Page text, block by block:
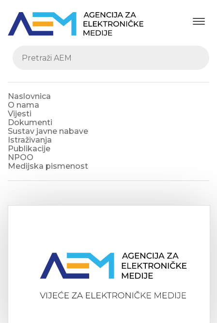
Naslovnica
O nama
Vijesti
Dokumenti
Sustav javne nabave
Istraživanja
Publikacije
NPOO
Medijska pismenost